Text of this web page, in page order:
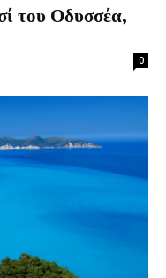
του Οδυσσέα,
0